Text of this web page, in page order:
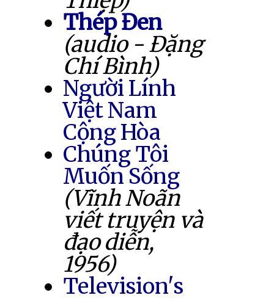
Thép Đen
(audio - Đặng
Chí Bình)
Người Lính
Việt Nam
Cộng Hòa
Chúng Tôi
Muốn Sống
(Vĩnh Noãn
viết truyện và
đạo diễn,
1956)
Television's